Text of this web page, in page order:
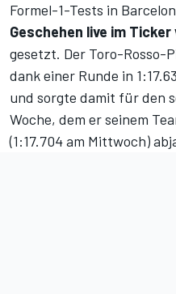
Formel-1-Tests in
Geschehen live im
gesetzt. Der Toro-Rosso-
dank einer Runde in
und sorgte damit für den
Woche, dem er seinem
(1:17.704 am Mittwoch)